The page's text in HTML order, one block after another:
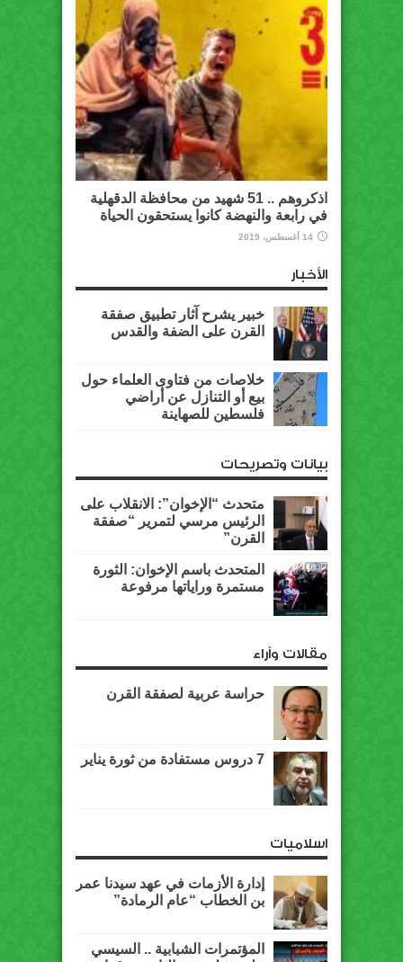
اذكروهم .. 51 شهيد من محافظة الدقهلية
في رابعة والنهضة كانوا يستحقون الحياة
14 أغسطس، 2019
الأخبار
خبير يشرح آثار تطبيق صفقة
القرن على الضفة والقدس
خلاصات من فتاوى العلماء حول
بيع أو التنازل عن أراضي
فلسطين للصهاينة
بيانات وتصريحات
متحدث “الإخوان”: الانقلاب على
الرئيس مرسي لتمرير “صفقة
القرن”
المتحدث باسم الإخوان: الثورة
مستمرة وراياتها مرفوعة
مقالات وآراء
حراسة عربية لصفقة القرن
7 دروس مستفادة من ثورة يناير
اسلاميات
إدارة الأزمات في عهد سيدنا عمر
بن الخطاب “عام الرمادة”
المؤتمرات الشبابية .. السيسي